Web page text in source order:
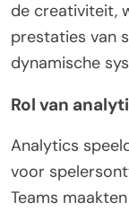
de creativiteit,
prestaties van
dynamische
Rol van
Analytics
voor
Teams